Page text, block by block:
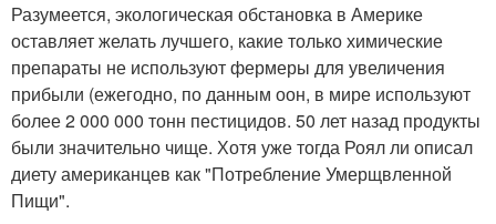
Разумеется, экологическая обстановка в Америке
оставляет желать лучшего, какие только химические
препараты не используют фермеры для увеличения
прибыли (ежегодно, по данным оон, в мире используют
более 2 000 000 тонн пестицидов. 50 лет назад продукты
были значительно чище. Хотя уже тогда Роял ли описал
диету американцев как "Потребление Умерщвленной
Пищи".